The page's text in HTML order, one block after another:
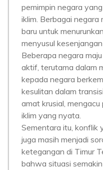
pemimpin negara
iklim. Berbagai
baru untuk
menyusul
Beberapa negara
aktif, terutama dalam
kepada negara
kesulitan dalam
amat krusial,
iklim yang nyata.
Sementara itu, konflik
juga masih menjadi
ketegangan di Timur
bahwa situasi